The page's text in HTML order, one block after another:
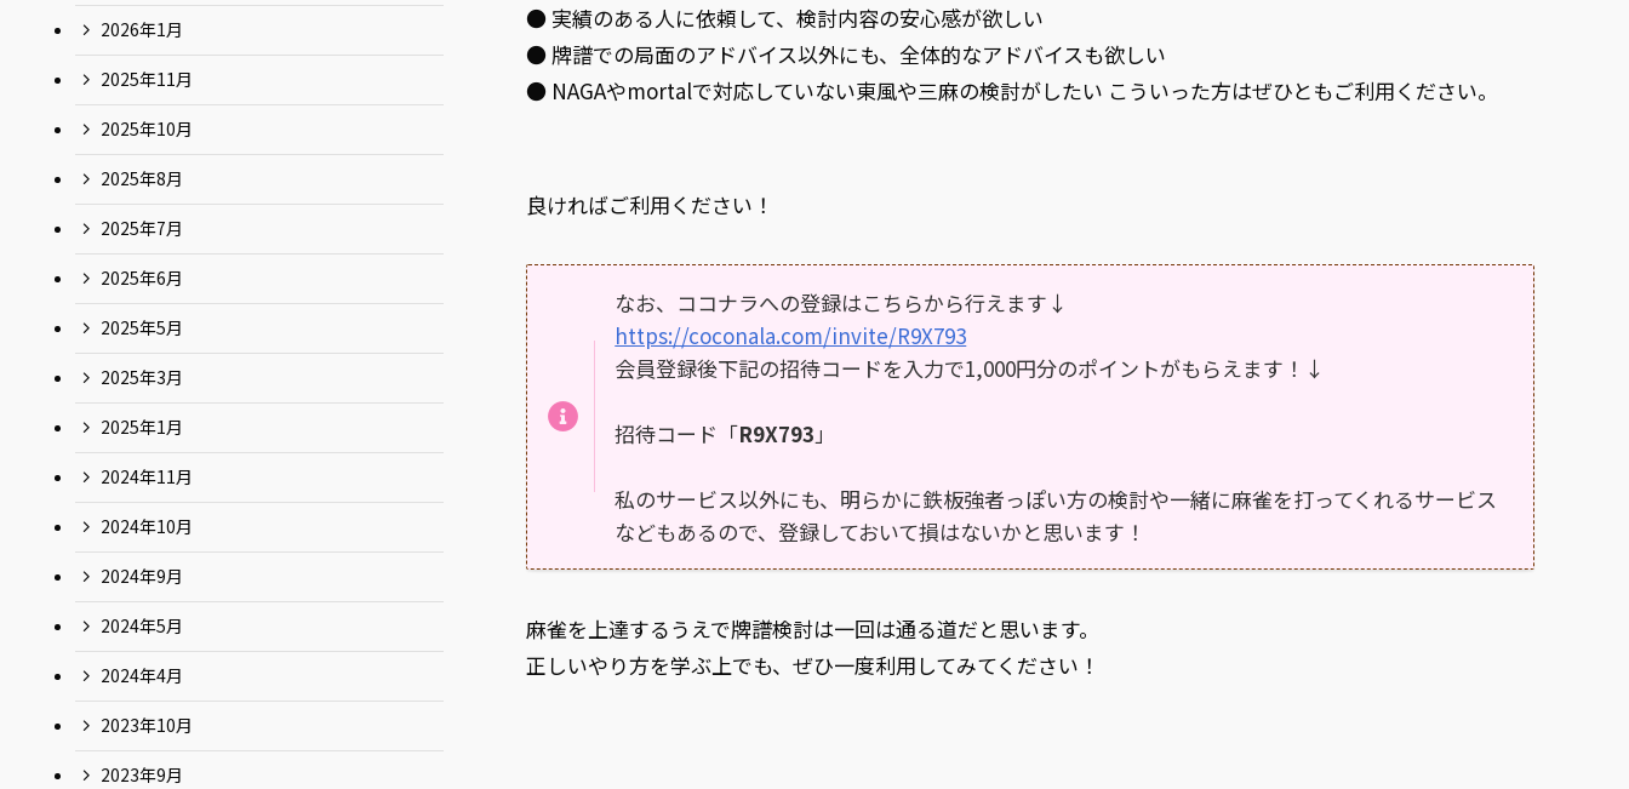
● 実績のある人に依頼して、検討内容の安心感が欲しい
● 牌譜での局面のアドバイス以外にも、全体的なアドバイスも欲しい
● NAGAやmortalで対応していない東風や三麻の検討がしたい こういった方はぜひともご利用ください。
良ければご利用ください！
なお、ココナラへの登録はこちらから行えます↓
https://coconala.com/invite/R9X793
会員登録後下記の招待コードを入力で1,000円分のポイントがもらえます！↓
招待コード「R9X793 」
私のサービス以外にも、明らかに鉄板強者っぽい方の検討や一緒に麻雀を打ってくれるサービス
などもあるので、登録しておいて損はないかと思います！
麻雀を上達するうえで牌譜検討は一回は通る道だと思います。
正しいやり方を学ぶ上でも、ぜひ一度利用してみてください！
2026年1月
2025年11月
2025年10月
2025年8月
2025年7月
2025年6月
2025年5月
2025年3月
2025年1月
2024年11月
2024年10月
2024年9月
2024年5月
2024年4月
2023年10月
2023年9月